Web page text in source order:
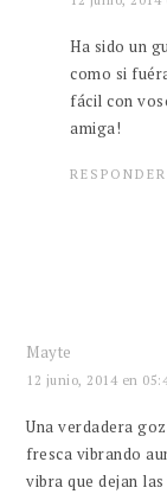
Ha sido un
como si
fácil con
amiga!
RESPONDER
Mayte
12 junio, 2014 en
Una verdadera
fresca vibrando
vibra que dejan